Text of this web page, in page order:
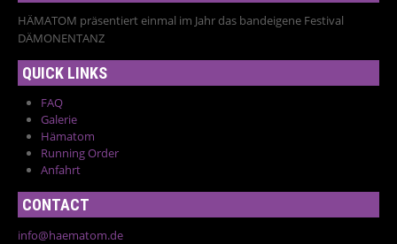
HÄMATOM präsentiert einmal im Jahr das bandeigene Festival
DÄMONENTANZ
QUICK LINKS
FAQ
Galerie
Hämatom
Running Order
Anfahrt
CONTACT
info@haematom.de